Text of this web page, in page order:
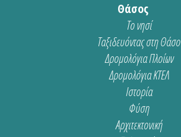
Θάσος
Το νησί
Ταξιδευόντας στη Θάσο
Δρομολόγια Πλοίων
Δρομολόγια ΚΤΕΛ
Ιστορία
Φύση
Αρχιτεκτονική